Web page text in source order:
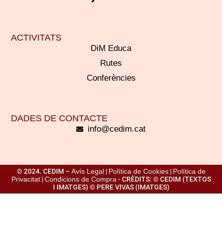
DADES DE CONTACTE
info@cedim.cat
ACTIVITATS
DiM Educa
Rutes
Conferències
© 2024. CEDIM – Avís Legal| Política de Cookies| Política de
Privacitat|Condicions de Compra - CRÈDITS: © CEDIM (TEXTOS
I IMATGES) © PERE VIVAS (IMATGES)